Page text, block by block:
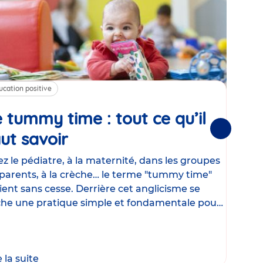
positive
tummy time : tout ce qu’il
savoirArticle
le pédiatre, à la maternité, dans les groupes
à la crèche… le terme "tummy time"
sans cesse. Derrière cet anglicisme se
une pratique simple et fondamentale pour
la suite
Suivantes